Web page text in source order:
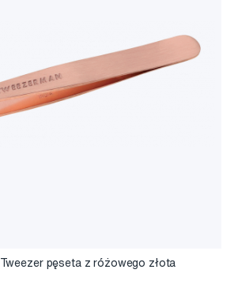
pęseta z różowego złota